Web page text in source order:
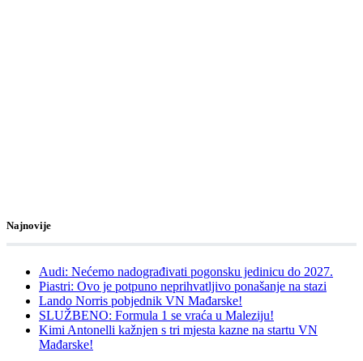
Najnovije
Audi: Nećemo nadograđivati pogonsku jedinicu do 2027.
Piastri: Ovo je potpuno neprihvatljivo ponašanje na stazi
Lando Norris pobjednik VN Mađarske!
SLUŽBENO: Formula 1 se vraća u Maleziju!
Kimi Antonelli kažnjen s tri mjesta kazne na startu VN
Mađarske!